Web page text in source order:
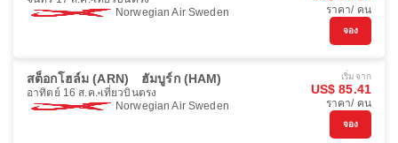
Norwegian Air Sweden
ราคา/ คน
จอง
สต็อกโฮล์ม (ARN) ฮัมบูร์ก (HAM)
อาทิตย์ 16 ส.ค. เที่ยวบินตรง
Norwegian Air Sweden
เริ่มจาก
US$ 85.41
ราคา/ คน
จอง